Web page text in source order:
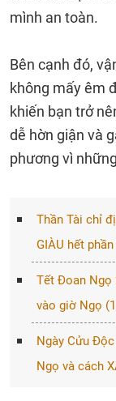
mình an toàn.
Bên cạnh đó,
không mấy êm
khiến bạn trở
dễ hờn giận và
phương vì
Thần Tài chỉ
GIÀU hết
Tết Đoan Ngọ
vào giờ Ngọ
Ngày Cửu
Ngọ và cách